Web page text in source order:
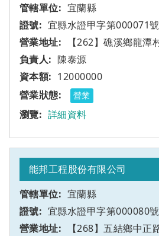
宜蘭縣
宜縣水證甲字第000071
【262】礁溪鄉龍潭
陳泰源
12000000
營業
詳細資料
能邦工程股份有限公司
宜蘭縣
宜縣水證甲字第000080
【268】五結鄉中正